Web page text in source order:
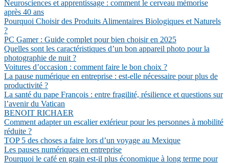
Neurosciences et apprentissage : comment le cerveau mémorise
après 40 ans
Pourquoi Choisir des Produits Alimentaires Biologiques et Naturels
?
PC Gamer : Guide complet pour bien choisir en 2025
Quelles sont les caractéristiques d’un bon appareil photo pour la
photographie de nuit ?
Voitures d’occasion : comment faire le bon choix ?
La pause numérique en entreprise : est-elle nécessaire pour plus de
productivité ?
La santé du pape François : entre fragilité, résilience et questions sur
l’avenir du Vatican
BENOIT RICHAER
Comment adapter un escalier extérieur pour les personnes à mobilité
réduite ?
TOP 5 des choses a faire lors d’un voyage au Mexique
Les pauses numériques en entreprise
Pourquoi le café en grain est-il plus économique à long terme pour